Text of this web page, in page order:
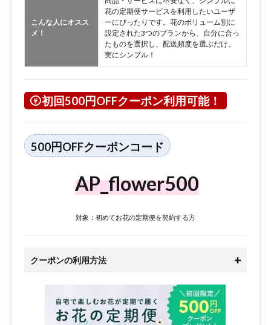
こんな人にオスス
メ！
花の定期便サービスを利用したいユーザ
ーにぴったりです。花のボリューム別に
設定された3つのプランから、自分に合っ
たものを選択し、配送頻度を選ぶだけ。
実にシンプル！
初回500円OFFクーポン利用可能！
500円OFFクーポンコード
AP_flower500
対象：初めてお花の定期便を契約する方
クーポンの利用方法